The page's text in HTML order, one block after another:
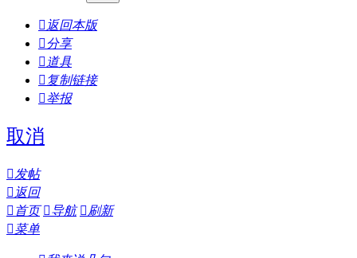
 返回本版
分享
 道具
 复制链接
举报
取消
发帖
 返回
 首页 导航 刷新
菜单